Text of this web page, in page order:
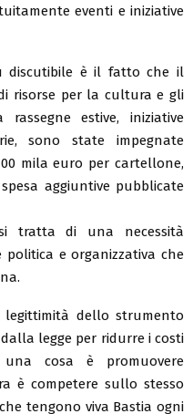
eventi e iniziative
discutibile è il fatto che il
risorse per la cultura e gli
estive, iniziative
sono state impegnate
mila euro per cartellone,
aggiuntive pubblicate
tratta di una necessità
politica e organizzativa che
dello strumento
legge per ridurre i costi
cosa è promuovere
è competere sullo stesso
tengono viva Bastia ogni